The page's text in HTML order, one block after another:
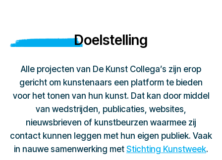
Doelstelling
Alle projecten van De Kunst Collega’s zijn erop
gericht om kunstenaars een platform te bieden
voor het tonen van hun kunst. Dat kan door middel
van wedstrijden, publicaties, websites,
nieuwsbrieven of kunstbeurzen waarmee zij
contact kunnen leggen met hun eigen publiek. Vaak
in nauwe samenwerking met Stichting Kunstweek.